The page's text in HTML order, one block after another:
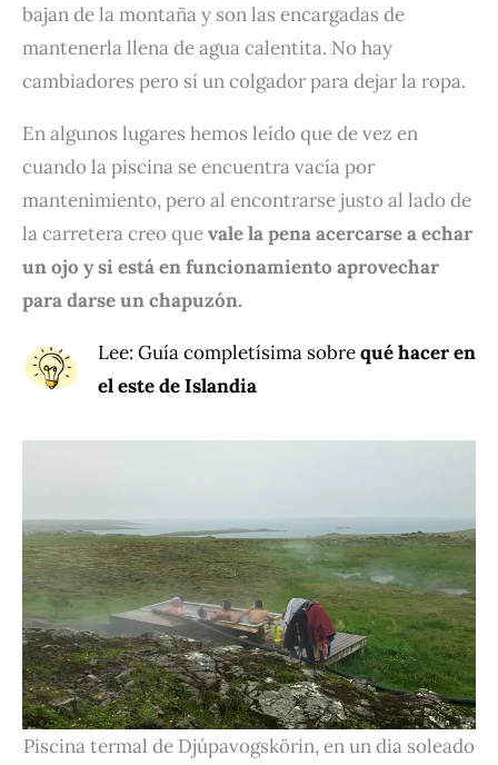
bajan de la montaña y son las encargadas de
mantenerla llena de agua calentita. No hay
cambiadores pero sí un colgador para dejar la ropa.
En algunos lugares hemos leído que de vez en
cuando la piscina se encuentra vacía por
mantenimiento, pero al encontrarse justo al lado de
la carretera creo quevale la pena acercarse a echar
un ojo y si está en funcionamiento aprovechar
para darse un chapuzón.
Lee: Guía completísima sobrequé hacer en
el este de Islandia
Piscina termal de Djúpavogskörin, en un dia soleado